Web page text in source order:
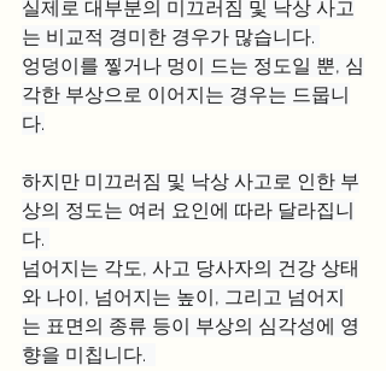
실제로 대부분의 미끄러짐 및 낙상 사고
는 비교적 경미한 경우가 많습니다.
엉덩이를 찧거나 멍이 드는 정도일 뿐, 심
각한 부상으로 이어지는 경우는 드뭅니
다.
하지만 미끄러짐 및 낙상 사고로 인한 부
상의 정도는 여러 요인에 따라 달라집니
다.
넘어지는 각도, 사고 당사자의 건강 상태
와 나이, 넘어지는 높이, 그리고 넘어지
는 표면의 종류 등이 부상의 심각성에 영
향을 미칩니다.